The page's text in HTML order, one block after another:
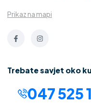
Prikaz na mapi
Trebate savjet oko
047 525